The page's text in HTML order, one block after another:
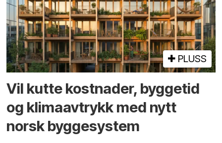
PLUSS
Vil kutte kostnader, byggetid
og klima­avtrykk med nytt
norsk bygge­system